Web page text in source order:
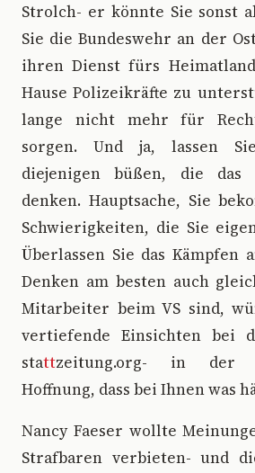
Strolch- er könnte Sie sonst
Sie die Bundeswehr an der
ihren Dienst fürs
Hause Polizeikräfte zu
lange nicht mehr für
sorgen. Und ja, lassen
diejenigen büßen, die das
denken. Hauptsache, Sie
Schwierigkeiten, die Sie
Überlassen Sie das Kämpfen
Denken am besten auch
Mitarbeiter beim VS sind,
vertiefende Einsichten bei
stattzeitung.org- in der
Hoffnung, dass bei Ihnen was
Nancy Faeser wollte
Strafbaren verbieten- und